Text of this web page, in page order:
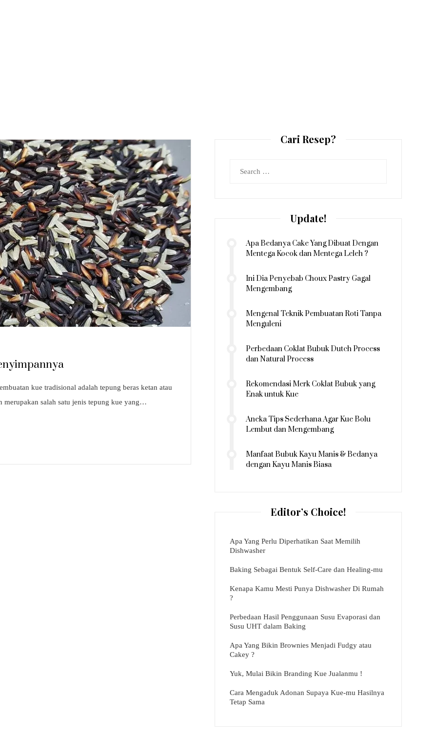
kue tradisional adalah tepung beras ketan atau
merupakan salah satu jenis tepung kue yang…
Cari Resep?
Update!
Apa Bedanya Cake Yang Dibuat Dengan
Mentega Kocok dan Mentega Leleh ?
Ini Dia Penyebab Choux Pastry Gagal
Mengembang
Mengenal Teknik Pembuatan Roti Tanpa
Menguleni
Perbedaan Coklat Bubuk Dutch Process
dan Natural Process
Rekomendasi Merk Coklat Bubuk yang
Enak untuk Kue
Aneka Tips Sederhana Agar Kue Bolu
Lembut dan Mengembang
Manfaat Bubuk Kayu Manis & Bedanya
dengan Kayu Manis Biasa
Editor’s Choice!
Apa Yang Perlu Diperhatikan Saat Memilih
Dishwasher
Baking Sebagai Bentuk Self-Care dan Healing-mu
Kenapa Kamu Mesti Punya Dishwasher Di Rumah
?
Perbedaan Hasil Penggunaan Susu Evaporasi dan
Susu UHT dalam Baking
Apa Yang Bikin Brownies Menjadi Fudgy atau
Cakey ?
Yuk, Mulai Bikin Branding Kue Jualanmu !
Cara Mengaduk Adonan Supaya Kue-mu Hasilnya
Tetap Sama